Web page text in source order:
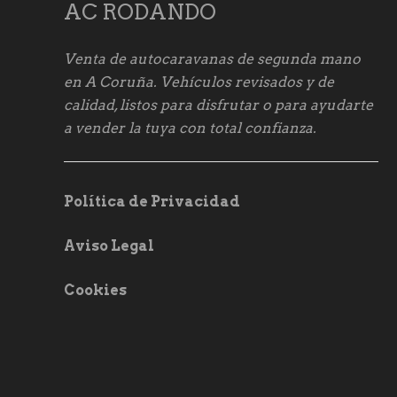
AC RODANDO
Venta de autocaravanas de segunda mano
en A Coruña. Vehículos revisados y de
calidad, listos para disfrutar o para ayudarte
a vender la tuya con total confianza.
Política de Privacidad
Aviso Legal
Cookies